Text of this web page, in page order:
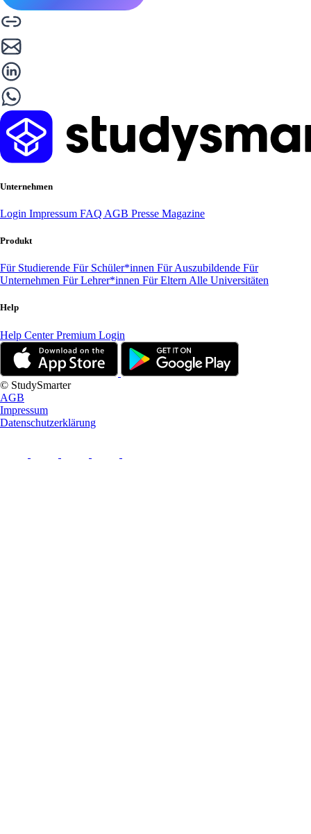
Unternehmen
Login Impressum FAQ AGB Presse Magazine
Produkt
Für Studierende Für Schüler*innen Für Auszubildende Für
Unternehmen Für Lehrer*innen Für Eltern Alle Universitäten
Help
Help CenterPremium Login
© StudySmarter
AGB
Impressum
Datenschutzerklärung